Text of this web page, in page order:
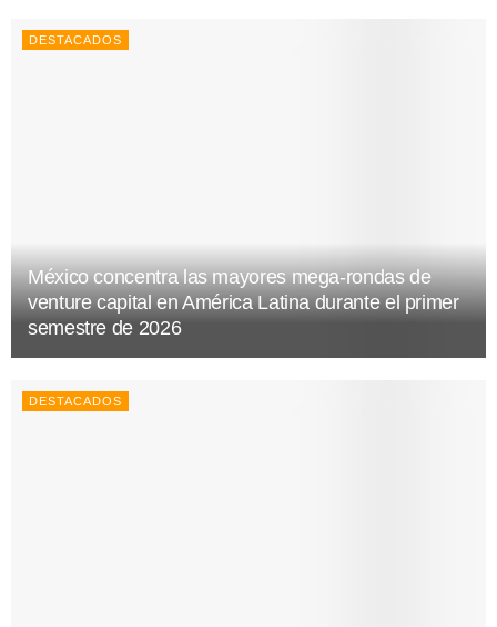
DESTACADOS
México concentra las mayores mega-rondas de
venture capital en América Latina durante el primer
semestre de 2026
DESTACADOS